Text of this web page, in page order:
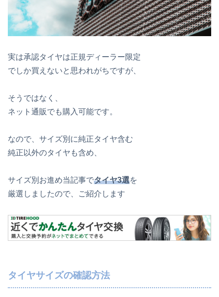
実は承認タイヤは正規ディーラー限定
でしか買えないと思われがちですが、
そうではなく、
ネット通販でも購入可能です。
なので、サイズ別に純正タイヤ含む
純正以外のタイヤも含め、
サイズ別お進め当記事でタイヤ3選を
厳選しましたので、ご紹介します
タイヤサイズの確認方法